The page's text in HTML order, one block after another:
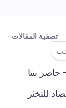
تصفية المقالات
حاصر بيتا
للتخثر